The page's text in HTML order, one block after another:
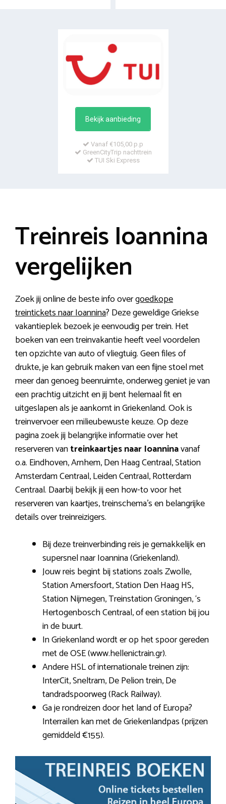
Bekijk aanbieding
Vanaf €105,00 p.p
GreenCityTrip nachttrein
TUI Ski Express
Treinreis Ioannina
vergelijken
Zoek jij online de beste info overgoedkope
treintickets naar Ioannina? Deze geweldige Griekse
vakantieplek bezoek je eenvoudig per trein. Het
boeken van een treinvakantie heeft veel voordelen
ten opzichte van auto of vliegtuig. Geen files of
drukte, je kan gebruik maken van een fijne stoel met
meer dan genoeg beenruimte, onderweg geniet je van
een prachtig uitzicht en jij bent helemaal fit en
uitgeslapen als je aankomt in Griekenland. Ook is
treinvervoer een milieubewuste keuze. Op deze
pagina zoek jij belangrijke informatie over het
reserveren vantreinkaartjes naar Ioanninavanaf
o.a. Eindhoven, Arnhem, Den Haag Centraal, Station
Amsterdam Centraal, Leiden Centraal, Rotterdam
Centraal. Daarbij bekijk jij een how-to voor het
reserveren van kaartjes, treinschema’s en belangrijke
details over treinreizigers.
Bij deze treinverbinding reis je gemakkelijk en
supersnel naar Ioannina (Griekenland).
Jouw reis begint bij stations zoals Zwolle,
Station Amersfoort, Station Den Haag HS,
Station Nijmegen, Treinstation Groningen, ‘s
Hertogenbosch Centraal, of een station bij jou
in de buurt.
In Griekenland wordt er op het spoor gereden
met de OSE (www.hellenictrain.gr).
Andere HSL of internationale treinen zijn:
InterCit, Sneltram, De Pelion trein, De
tandradspoorweg (Rack Railway).
Ga je rondreizen door het land of Europa?
Interrailen kan met de Griekenlandpas (prijzen
gemiddeld €155).